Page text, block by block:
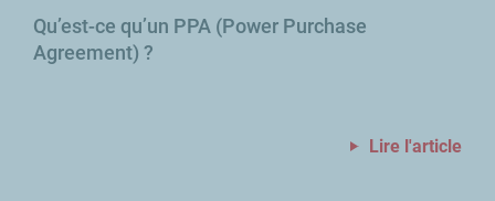
Qu’est-ce qu’un PPA (Power Purchase
Agreement) ?
Lire l'article